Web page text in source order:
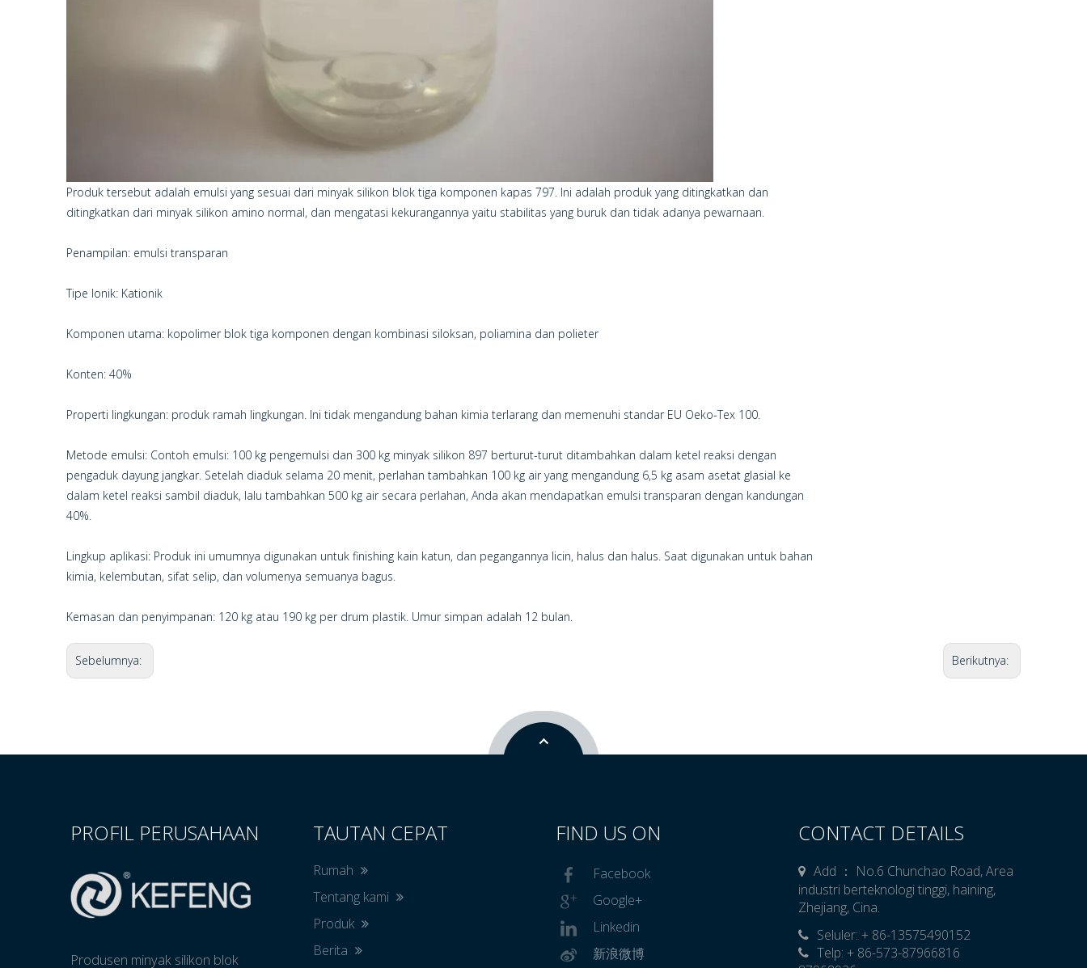
Produk tersebut adalah emulsi yang sesuai dari minyak silikon blok tiga komponen kapas 797. Ini adalah produk yang ditingkatkan dan
ditingkatkan dari minyak silikon amino normal, dan mengatasi kekurangannya yaitu stabilitas yang buruk dan tidak adanya pewarnaan.
Penampilan: emulsi transparan
Tipe Ionik: Kationik
Komponen utama: kopolimer blok tiga komponen dengan kombinasi siloksan, poliamina dan polieter
Konten: 40%
Properti lingkungan: produk ramah lingkungan. Ini tidak mengandung bahan kimia terlarang dan memenuhi standar EU Oeko-Tex 100.
Metode emulsi: Contoh emulsi: 100 kg pengemulsi dan 300 kg minyak silikon 897 berturut-turut ditambahkan dalam ketel reaksi dengan
pengaduk dayung jangkar. Setelah diaduk selama 20 menit, perlahan tambahkan 100 kg air yang mengandung 6,5 kg asam asetat glasial ke
dalam ketel reaksi sambil diaduk, lalu tambahkan 500 kg air secara perlahan, Anda akan mendapatkan emulsi transparan dengan kandungan
40%.
Lingkup aplikasi: Produk ini umumnya digunakan untuk finishing kain katun, dan pegangannya licin, halus dan halus. Saat digunakan untuk bahan
kimia, kelembutan, sifat selip, dan volumenya semuanya bagus.
Kemasan dan penyimpanan: 120 kg atau 190 kg per drum plastik. Umur simpan adalah 12 bulan.
Sebelumnya: Berikutnya:
PROFIL PERUSAHAAN
Produsen minyak silikon blok
TAUTAN CEPAT
Rumah
Tentang kami
Produk
Berita
FIND US ON
Facebook
Google+
Linkedin
新浪微博
CONTACT DETAILS
Add ： No.6 Chunchao Road, Area
industri berteknologi tinggi, haining,
Zhejiang, Cina.

Seluler: + 86-13575490152
Telp: + 86-573-87966816